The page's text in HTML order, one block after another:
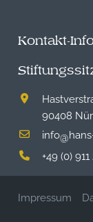
Kontakt-
90408
info@
+49 (0)
Impressum